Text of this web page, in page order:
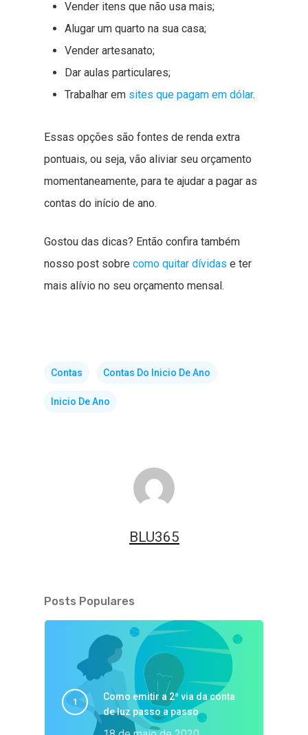
Vender itens que não usa mais;
Alugar um quarto na sua casa;
Vender artesanato;
Dar aulas particulares;
Trabalhar em sites que pagam em dólar.
Essas opções são fontes de renda extra
pontuais, ou seja, vão aliviar seu orçamento
momentaneamente, para te ajudar a pagar as
contas do início de ano.
Gostou das dicas? Então confira também
nosso post sobre como quitar dívidas e ter
mais alívio no seu orçamento mensal.
Contas Contas Do Inicio De Ano
Inicio De Ano
BLU365
Posts Populares
Como emitir a 2ª via da conta
de luz passo a passo